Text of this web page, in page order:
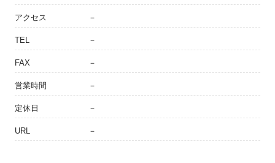
アクセス －
TEL －
FAX －
営業時間 －
定休日 －
URL －